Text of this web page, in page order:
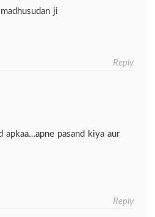
ji
Reply
apkaa…apne pasand kiya aur
Reply